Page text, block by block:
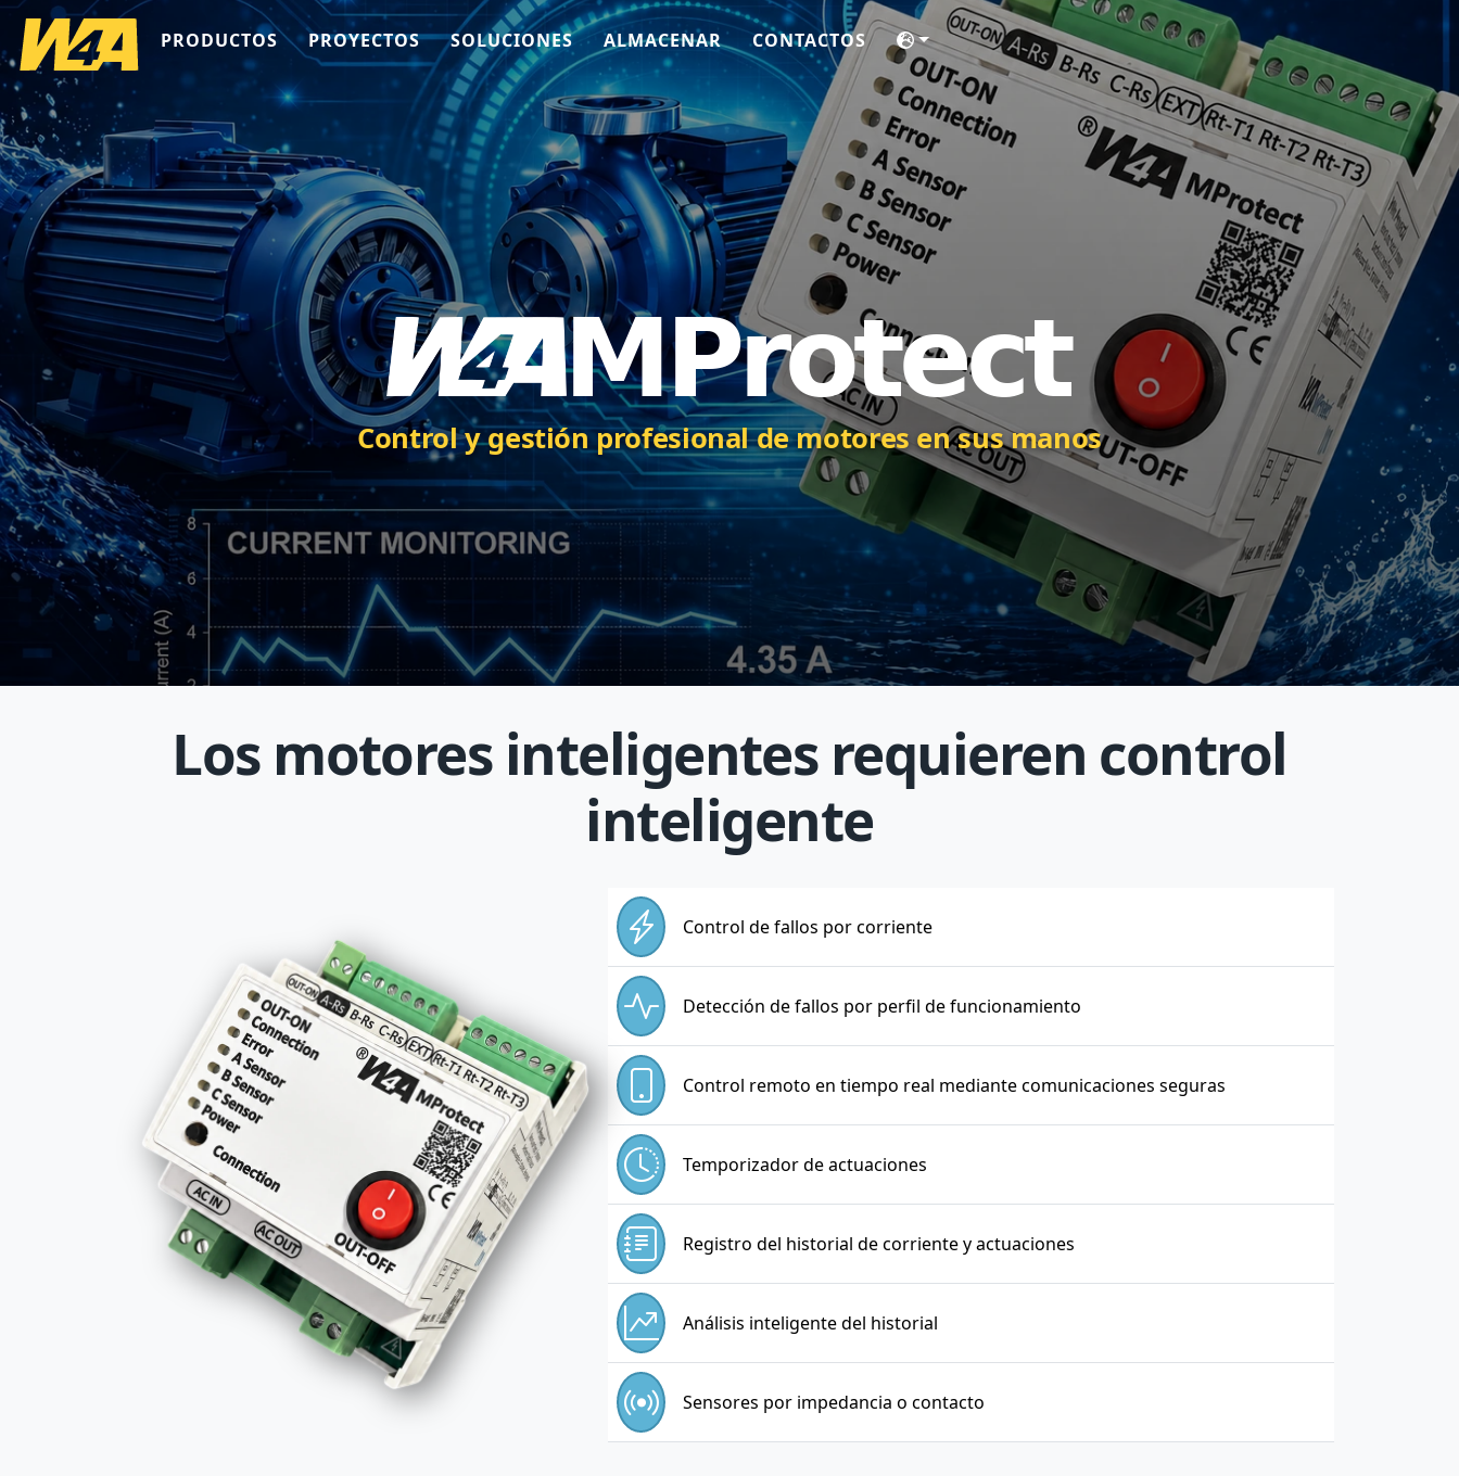
PRODUCTOS PROYECTOS SOLUCIONES ALMACENAR CONTACTOS
Control y gestión profesional de motores en sus manos
Los motores inteligentes requieren control
inteligente
Control de fallos por corriente
Detección de fallos por perfil de funcionamiento
Control remoto en tiempo real mediante comunicaciones seguras
Temporizador de actuaciones
Registro del historial de corriente y actuaciones
Análisis inteligente del historial
Sensores por impedancia o contacto